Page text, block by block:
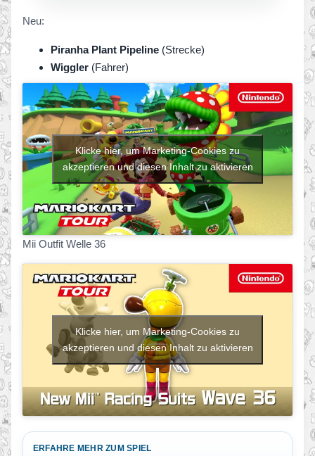
Neu:
Piranha Plant Pipeline (Strecke)
Wiggler (Fahrer)
Klicke hier, um Marketing-Cookies zu
akzeptieren und diesen Inhalt zu aktivieren
Mii Outfit Welle 36
Klicke hier, um Marketing-Cookies zu
akzeptieren und diesen Inhalt zu aktivieren
ERFAHRE MEHR ZUM SPIEL